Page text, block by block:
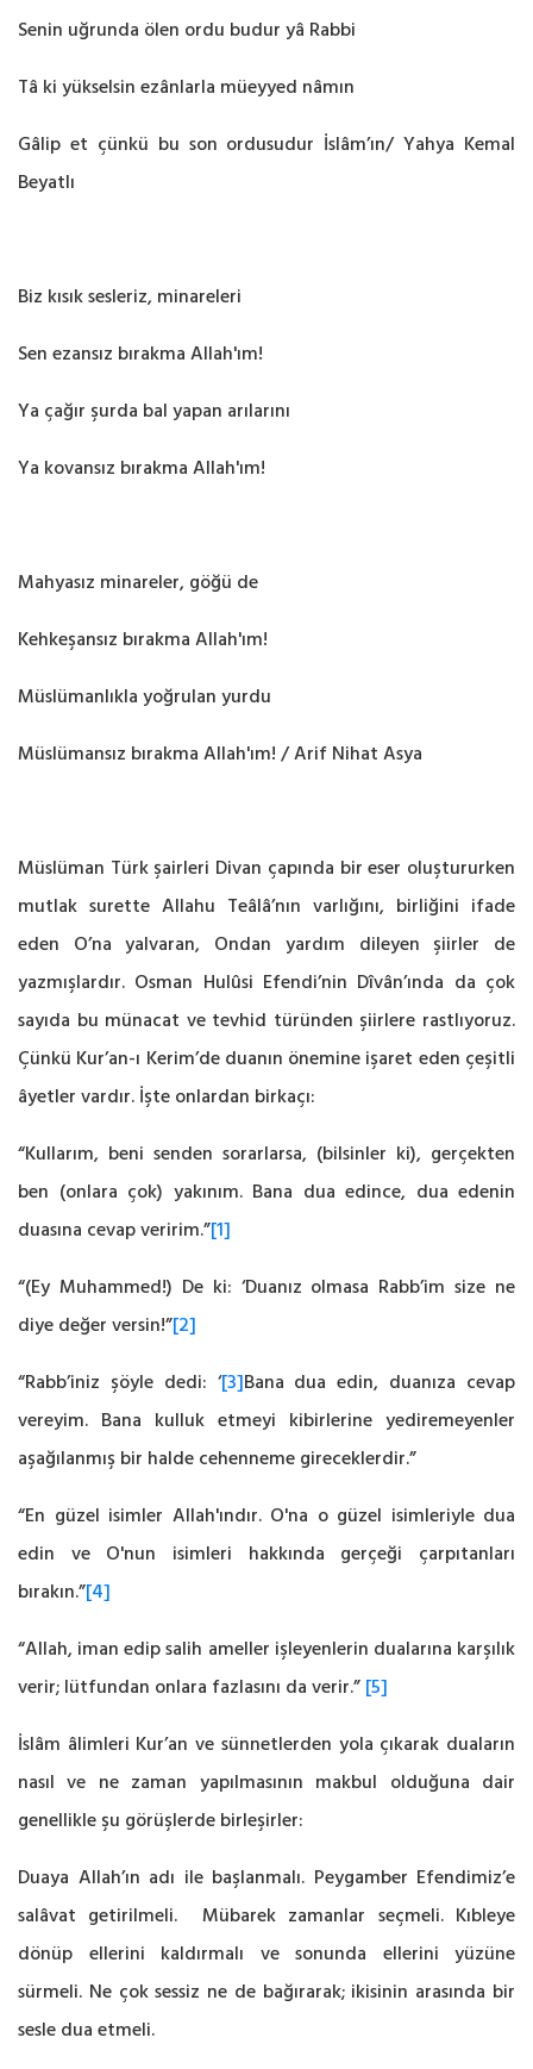
Senin uğrunda ölen ordu budur yâ Rabbi
Tâ ki yükselsin ezânlarla müeyyed nâmın
Gâlip et çünkü bu son ordusudur İslâm’ın/ Yahya Kemal
Beyatlı
Biz kısık sesleriz, minareleri
Sen ezansız bırakma Allah'ım!
Ya çağır şurda bal yapan arılarını
Ya kovansız bırakma Allah'ım!
Mahyasız minareler, göğü de
Kehkeşansız bırakma Allah'ım!
Müslümanlıkla yoğrulan yurdu
Müslümansız bırakma Allah'ım! / Arif Nihat Asya
Müslüman Türk şairleri Divan çapında bir eser oluştururken
mutlak surette Allahu Teâlâ’nın varlığını, birliğini ifade
eden O’na yalvaran, Ondan yardım dileyen şiirler de
yazmışlardır. Osman Hulûsi Efendi’nin Dîvân’ında da çok
sayıda bu münacat ve tevhid türünden şiirlere rastlıyoruz.
Çünkü Kur’an-ı Kerim’de duanın önemine işaret eden çeşitli
âyetler vardır. İşte onlardan birkaçı:
“Kullarım, beni senden sorarlarsa, (bilsinler ki), gerçekten
ben (onlara çok) yakınım. Bana dua edince, dua edenin
duasına cevap veririm.”[1]
“(Ey Muhammed!) De ki: ‘Duanız olmasa Rabb’im size ne
diye değer versin!”[2]
“Rabb’iniz şöyle dedi: ‘[3]Bana dua edin, duanıza cevap
vereyim. Bana kulluk etmeyi kibirlerine yediremeyenler
aşağılanmış bir halde cehenneme gireceklerdir.”
“En güzel isimler Allah'ındır. O'na o güzel isimleriyle dua
edin ve O'nun isimleri hakkında gerçeği çarpıtanları
bırakın.”[4]
“Allah, iman edip salih ameller işleyenlerin dualarına karşılık
verir; lütfundan onlara fazlasını da verir.” [5]
İslâm âlimleri Kur’an ve sünnetlerden yola çıkarak duaların
nasıl ve ne zaman yapılmasının makbul olduğuna dair
genellikle şu görüşlerde birleşirler:
Duaya Allah’ın adı ile başlanmalı. Peygamber Efendimiz’e
salâvat getirilmeli. Mübarek zamanlar seçmeli. Kıbleye
dönüp ellerini kaldırmalı ve sonunda ellerini yüzüne
sürmeli. Ne çok sessiz ne de bağırarak; ikisinin arasında bir
sesle dua etmeli.